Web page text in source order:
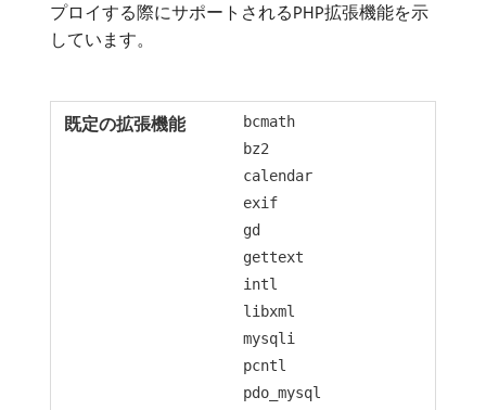
プロイする際にサポートされるPHP拡張機能を示
しています。
bcmath
bz2
calendar
exif
gd
gettext
intl
libxml
mysqli
pcntl
pdo_mysql